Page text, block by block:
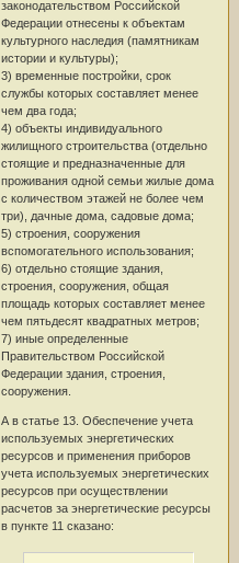
законодательством Российской
Федерации отнесены к объектам
культурного наследия (памятникам
истории и культуры);
3) временные постройки, срок
службы которых составляет менее
чем два года;
4) объекты индивидуального
жилищного строительства (отдельно
стоящие и предназначенные для
проживания одной семьи жилые дома
с количеством этажей не более чем
три), дачные дома, садовые дома;
5) строения, сооружения
вспомогательного использования;
6) отдельно стоящие здания,
строения, сооружения, общая
площадь которых составляет менее
чем пятьдесят квадратных метров;
7) иные определенные
Правительством Российской
Федерации здания, строения,
сооружения.
А в статье 13. Обеспечение учета
используемых энергетических
ресурсов и применения приборов
учета используемых энергетических
ресурсов при осуществлении
расчетов за энергетические ресурсы
в пункте 11 сказано: